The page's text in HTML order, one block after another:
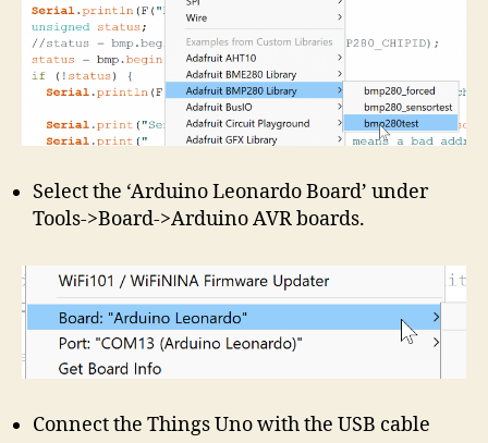
Select the ‘Arduino Leonardo Board’ under
Tools->Board->Arduino AVR boards.
Connect the Things Uno with the USB cable